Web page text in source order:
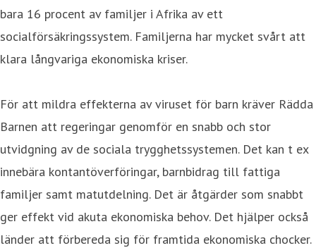
bara 16 procent av familjer i Afrika av ett
socialförsäkringssystem. Familjerna har mycket svårt att
klara långvariga ekonomiska kriser.
För att mildra effekterna av viruset för barn kräver Rädda
Barnen att regeringar genomför en snabb och stor
utvidgning av de sociala trygghetssystemen. Det kan t ex
innebära kontantöverföringar, barnbidrag till fattiga
familjer samt matutdelning. Det är åtgärder som snabbt
ger effekt vid akuta ekonomiska behov. Det hjälper också
länder att förbereda sig för framtida ekonomiska chocker.